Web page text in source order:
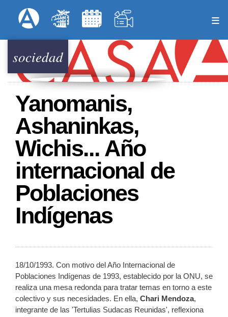
al
principal
Menú Superior
sociedad
Yanomanis,
Ashaninkas,
Wichis... Año
internacional de
Poblaciones
Indígenas
18/10/1993. Con motivo del Año Internacional de
Poblaciones Indígenas de 1993, establecido por la ONU, se
realiza una mesa redonda para tratar temas en torno a este
colectivo y sus necesidades. En ella, Chari Mendoza,
integrante de las 'Tertulias Sudacas Reunidas', reflexiona